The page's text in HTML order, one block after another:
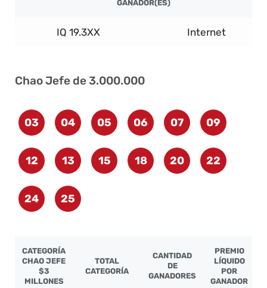
GANADOR(ES)
IQ 19.3XX Internet
Chao Jefe de 3.000.000
03 04 05 06 07 09
12 13 15 18 20 22
24 25
CATEGORÍA
CHAO JEFE
$3
MILLONES
TOTAL
CATEGORÍA
CANTIDAD
DE
GANADORES
PREMIO
LÍQUIDO
POR
GANADOR